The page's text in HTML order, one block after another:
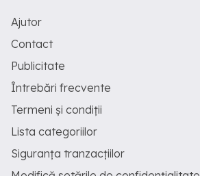
Ajutor
Contact
Publicitate
Întrebări frecvente
Termeni și condiții
Lista categoriilor
Siguranța tranzacțiilor